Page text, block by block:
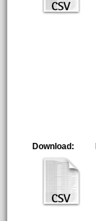
Download: